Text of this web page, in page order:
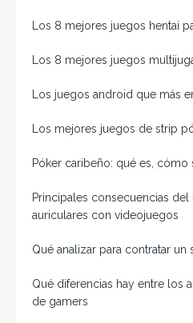
Los 8 mejores juegos hentai
Los 8 mejores juegos
Los juegos android que más
Los mejores juegos de strip
Póker caribeño: qué es, cómo
Principales consecuencias
auriculares con videojuegos
Qué analizar para contratar
Qué diferencias hay entre los
de gamers